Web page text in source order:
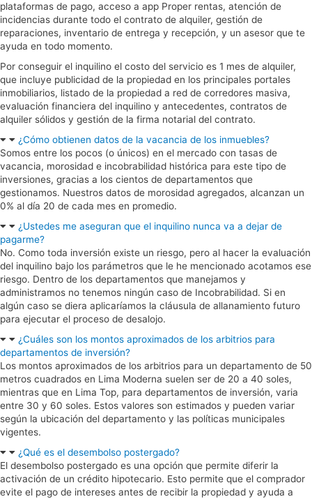
plataformas de pago, acceso a app Proper rentas, atención de
incidencias durante todo el contrato de alquiler, gestión de
reparaciones, inventario de entrega y recepción, y un asesor que te
ayuda en todo momento.
Por conseguir el inquilino el costo del servicio es 1 mes de alquiler,
que incluye publicidad de la propiedad en los principales portales
inmobiliarios, listado de la propiedad a red de corredores masiva,
evaluación financiera del inquilino y antecedentes, contratos de
alquiler sólidos y gestión de la firma notarial del contrato.
¿Cómo obtienen datos de la vacancia de los inmuebles?
Somos entre los pocos (o únicos) en el mercado con tasas de
vacancia, morosidad e incobrabilidad histórica para este tipo de
inversiones, gracias a los cientos de departamentos que
gestionamos. Nuestros datos de morosidad agregados, alcanzan un
0% al día 20 de cada mes en promedio.
¿Ustedes me aseguran que el inquilino nunca va a dejar de
pagarme?
No. Como toda inversión existe un riesgo, pero al hacer la evaluación
del inquilino bajo los parámetros que le he mencionado acotamos ese
riesgo. Dentro de los departamentos que manejamos y
administramos no tenemos ningún caso de Incobrabilidad. Si en
algún caso se diera aplicaríamos la cláusula de allanamiento futuro
para ejecutar el proceso de desalojo.
¿Cuáles son los montos aproximados de los arbitrios para
departamentos de inversión?
Los montos aproximados de los arbitrios para un departamento de 50
metros cuadrados en Lima Moderna suelen ser de 20 a 40 soles,
mientras que en Lima Top, para departamentos de inversión, varia
entre 30 y 60 soles. Estos valores son estimados y pueden variar
según la ubicación del departamento y las políticas municipales
vigentes.
¿Qué es el desembolso postergado?
El desembolso postergado es una opción que permite diferir la
activación de un crédito hipotecario. Esto permite que el comprador
evite el pago de intereses antes de recibir la propiedad y ayuda a